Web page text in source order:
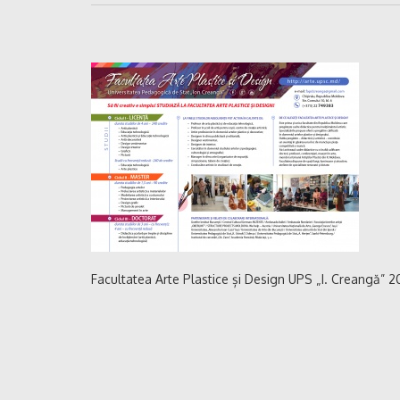
Facultatea Arte Plastice și Design UPS „I. Creangă”